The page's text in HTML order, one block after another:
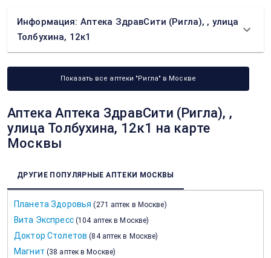
Информация: Аптека ЗдравСити (Ригла), , улица
Толбухина, 12к1
Показать все аптеки "Ригла" в Москве
Аптека Аптека ЗдравСити (Ригла), ,
улица Толбухина, 12к1 на карте
Москвы
ДРУГИЕ ПОПУЛЯРНЫЕ АПТЕКИ МОСКВЫ
Планета Здоровья (271 аптек в Москве)
Вита Экспресс (104 аптек в Москве)
Доктор Столетов (84 аптек в Москве)
Магнит (38 аптек в Москве)